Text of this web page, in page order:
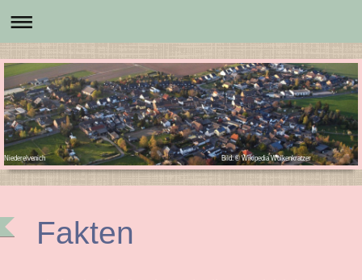
Niederelvenich Bild: © Wikipedia Wolkenkratzer
Fakten